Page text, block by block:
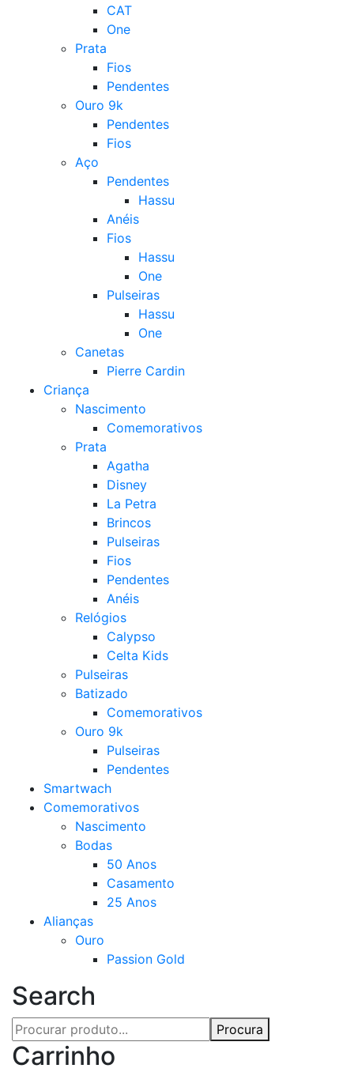
CAT
One
Prata
Fios
Pendentes
Ouro 9k
Pendentes
Fios
Aço
Pendentes
Hassu
Anéis
Fios
Hassu
One
Pulseiras
Hassu
One
Canetas
Pierre Cardin
Criança
Nascimento
Comemorativos
Prata
Agatha
Disney
La Petra
Brincos
Pulseiras
Fios
Pendentes
Anéis
Relógios
Calypso
Celta Kids
Pulseiras
Batizado
Comemorativos
Ouro 9k
Pulseiras
Pendentes
Smartwach
Comemorativos
Nascimento
Bodas
50 Anos
Casamento
25 Anos
Alianças
Ouro
Passion Gold
Search
Procura
Carrinho